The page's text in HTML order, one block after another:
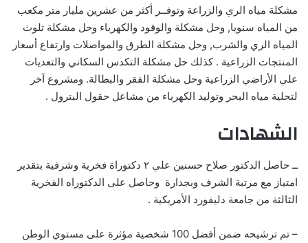
مشكلة مياه الري والزراعة وتوفــر أكثر من عشرين مليار متر مكعب
من المياه سنويا, وحل مشكلة والوقود والكهرباء وحل مشكلة تلوث
المياه الري والشرب, وحل مشكلة الطرق والمواصلات وارتفاع أسعار
المنتجات الزراعية . كذلك حل مشكلة التكدس السكاني والتعديات
علي الأراضي الزراعية وحل مشكلة الفقر والبطالة. ومشروع آخر
لتحلية مياه البحر وتوليد الكهرباء من مشاعل حقول البترول .
الشهادات
ــ حاصل الدكتور صلاح حسنين علي ٢ دكتوراة فخرية وشرفية بتقدير
امتياز مع مرتبة الشرف وبجدارة وحاصل على الدكتوراه الفخرية
الثالثة من جامعة دليفورد الأمريكية .
– تم ترشيحه ضمن أفضل 100 شخصية مؤثرة على مستوي الوطن